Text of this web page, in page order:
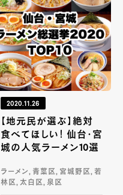
2020.11.26
【地元民が選ぶ】絶対
食べてほしい！ 仙台・宮
城の人気ラーメン10選
ラーメン, 青葉区, 宮城野区, 若
林区, 太白区, 泉区